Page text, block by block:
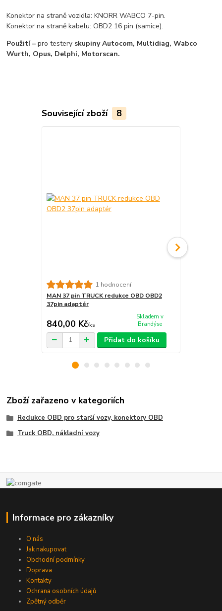
Konektor na straně vozidla: KNORR WABCO 7-pin.
Konektor na straně kabelu: OBD2 16 pin (samice).
Použití –pro testery skupiny Autocom, Multidiag, Wabco
Wurth, Opus, Delphi, Motorscan.
Související zboží 8
1 hodnocení
MAN 37 pin TRUCK redukce OBD OBD2
37pin adaptér
840,00 Kč/ks
Skladem v
Brandýse
Přidat do košíku
Zboží zařazeno v kategoriích
Redukce OBD pro starší vozy, konektory OBD
Truck OBD, nákladní vozy
Informace pro zákazníky
O nás
Jak nakupovat
Obchodní podmínky
Doprava
Kontakty
Ochrana osobních údajů
Zpětný odběr